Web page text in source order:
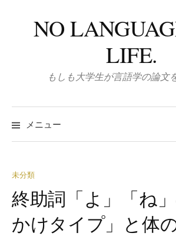
NO
LIFE.
もしも大学生が言語学の論文
メニュー
未分類
終助詞「よ」「ね
かけタイプ」と体